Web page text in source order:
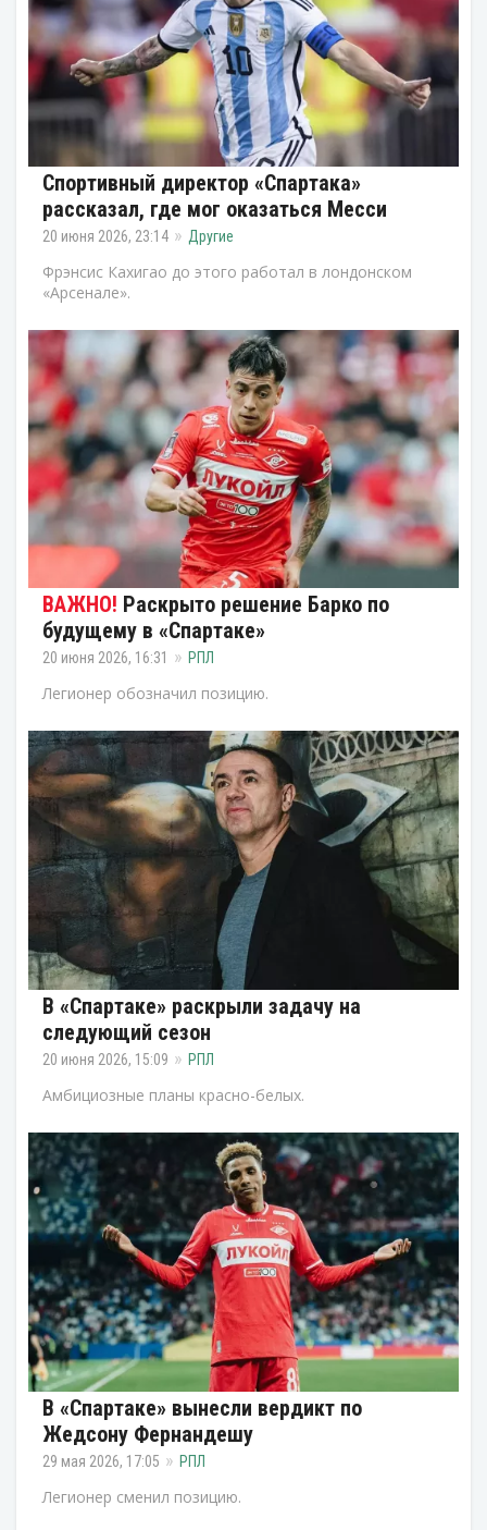
Спортивный директор «Спартака»
рассказал, где мог оказаться Месси
20 июня 2026, 23:14 Другие
Фрэнсис Кахигао до этого работал в лондонском
«Арсенале».
Раскрыто решение Барко по
будущему в «Спартаке»
20 июня 2026, 16:31 РПЛ
Легионер обозначил позицию.
В «Спартаке» раскрыли задачу на
следующий сезон
20 июня 2026, 15:09 РПЛ
Амбициозные планы красно-белых.
В «Спартаке» вынесли вердикт по
Жедсону Фернандешу
29 мая 2026, 17:05 РПЛ
Легионер сменил позицию.